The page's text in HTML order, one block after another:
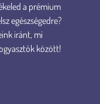
a prémium
egészségedre?
iránt, mi
között!